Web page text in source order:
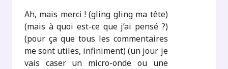
Ah, mais merci ! (gling gling ma tête)
(mais à quoi est-ce que j’ai pensé ?)
(pour ça que tous les commentaires
me sont utiles, infiniment) (un jour je
vais caser un micro-onde ou une